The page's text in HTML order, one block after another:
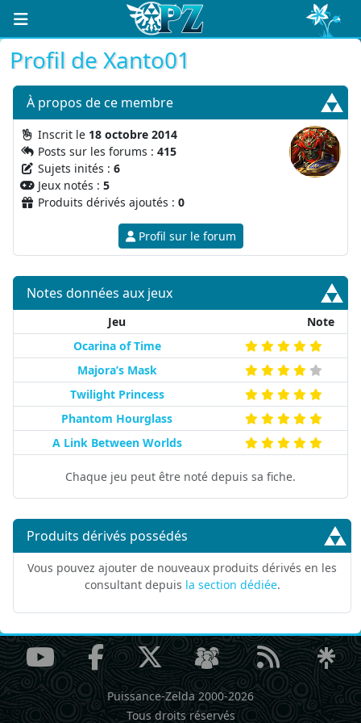
Profil de Xanto01
À propos de ce membre
Inscrit le 18 octobre 2014
Posts sur les forums : 415
Sujets inités : 6
Jeux notés : 5
Produits dérivés ajoutés : 0
Profil sur le forum
Notes données aux jeux
Jeu
Note
Ocarina of Time
Majora’s Mask
Twilight Princess
Phantom Hourglass
A Link Between Worlds
Chaque jeu peut être noté depuis sa fiche.
Produits dérivés possédés
Vous pouvez ajouter de nouveaux produits dérivés en les
consultant depuis la section dédiée.
Puissance-Zelda 2000-2026
Tous droits réservés